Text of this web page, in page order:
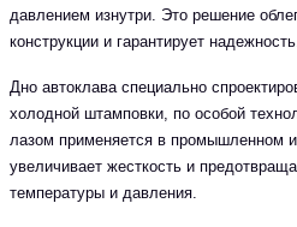
давлением изнутри. Это решение
конструкции и гарантирует надежность.
Дно автоклава специально
холодной штамповки, по особой
лазом применяется в промышленном и
увеличивает жесткость и
температуры и давления.